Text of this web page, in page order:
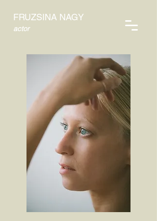
FRUZSINA NAGY
actor